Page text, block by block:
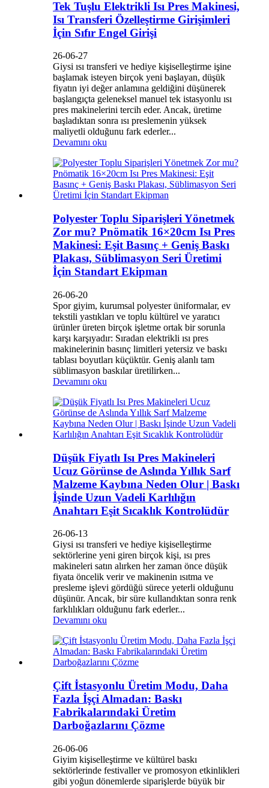
Tek Tuşlu Elektrikli Isı Pres Makinesi,
Isı Transferi Özelleştirme Girişimleri
İçin Sıfır Engel Girişi
26-06-27
Giysi ısı transferi ve hediye kişiselleştirme işine
başlamak isteyen birçok yeni başlayan, düşük
fiyatın iyi değer anlamına geldiğini düşünerek
başlangıçta geleneksel manuel tek istasyonlu ısı
pres makinelerini tercih eder. Ancak, üretime
başladıktan sonra ısı preslemenin yüksek
maliyetli olduğunu fark ederler...
Devamını oku
Polyester Toplu Siparişleri Yönetmek
Zor mu? Pnömatik 16×20cm Isı Pres
Makinesi: Eşit Basınç + Geniş Baskı
Plakası, Süblimasyon Seri Üretimi
İçin Standart Ekipman
26-06-20
Spor giyim, kurumsal polyester üniformalar, ev
tekstili yastıkları ve toplu kültürel ve yaratıcı
ürünler üreten birçok işletme ortak bir sorunla
karşı karşıyadır: Sıradan elektrikli ısı pres
makinelerinin basınç limitleri yetersiz ve baskı
tablası boyutları küçüktür. Geniş alanlı tam
süblimasyon baskılar üretilirken...
Devamını oku
Düşük Fiyatlı Isı Pres Makineleri
Ucuz Görünse de Aslında Yıllık Sarf
Malzeme Kaybına Neden Olur | Baskı
İşinde Uzun Vadeli Karlılığın
Anahtarı Eşit Sıcaklık Kontrolüdür
26-06-13
Giysi ısı transferi ve hediye kişiselleştirme
sektörlerine yeni giren birçok kişi, ısı pres
makineleri satın alırken her zaman önce düşük
fiyata öncelik verir ve makinenin ısıtma ve
presleme işlevi gördüğü sürece yeterli olduğunu
düşünür. Ancak, bir süre kullandıktan sonra renk
farklılıkları olduğunu fark ederler...
Devamını oku
Çift İstasyonlu Üretim Modu, Daha
Fazla İşçi Almadan: Baskı
Fabrikalarındaki Üretim
Darboğazlarını Çözme
26-06-06
Giyim kişiselleştirme ve kültürel baskı
sektörlerinde festivaller ve promosyon etkinlikleri
gibi yoğun dönemlerde siparişlerde büyük bir